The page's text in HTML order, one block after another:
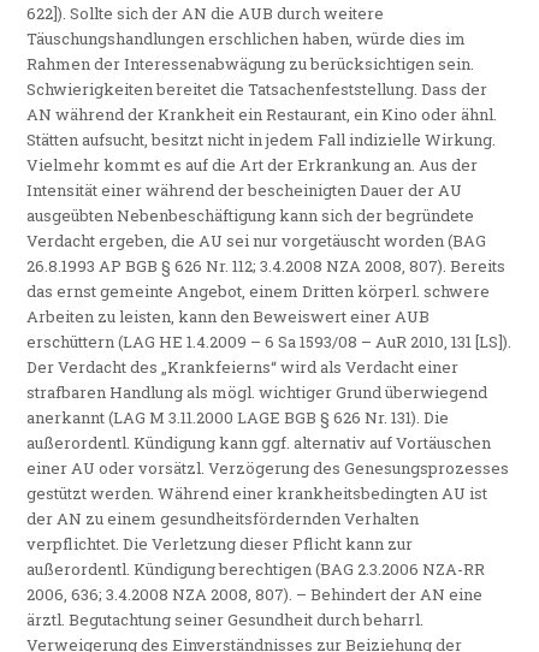
622]). Sollte sich der AN die AUB durch weitere
Täuschungshandlungen erschlichen haben, würde dies im
Rahmen der Interessenabwägung zu berücksichtigen sein.
Schwierigkeiten bereitet die Tatsachenfeststellung. Dass der
AN während der Krankheit ein Restaurant, ein Kino oder ähnl.
Stätten aufsucht, besitzt nicht in jedem Fall indizielle Wirkung.
Vielmehr kommt es auf die Art der Erkrankung an. Aus der
Intensität einer während der bescheinigten Dauer der AU
ausgeübten Nebenbeschäftigung kann sich der begründete
Verdacht ergeben, die AU sei nur vorgetäuscht worden (BAG
26.8.1993 AP BGB § 626 Nr. 112; 3.4.2008 NZA 2008, 807). Bereits
das ernst gemeinte Angebot, einem Dritten körperl. schwere
Arbeiten zu leisten, kann den Beweiswert einer AUB
erschüttern (LAG HE 1.4.2009 – 6 Sa 1593/08 – AuR 2010, 131 [LS]).
Der Verdacht des „Krankfeierns“ wird als Verdacht einer
strafbaren Handlung als mögl. wichtiger Grund überwiegend
anerkannt (LAG M 3.11.2000 LAGE BGB § 626 Nr. 131). Die
außerordentl. Kündigung kann ggf. alternativ auf Vortäuschen
einer AU oder vorsätzl. Verzögerung des Genesungsprozesses
gestützt werden. Während einer krankheitsbedingten AU ist
der AN zu einem gesundheitsfördernden Verhalten
verpflichtet. Die Verletzung dieser Pflicht kann zur
außerordentl. Kündigung berechtigen (BAG 2.3.2006 NZA-RR
2006, 636; 3.4.2008 NZA 2008, 807). – Behindert der AN eine
ärztl. Begutachtung seiner Gesundheit durch beharrl.
Verweigerung des Einverständnisses zur Beiziehung der